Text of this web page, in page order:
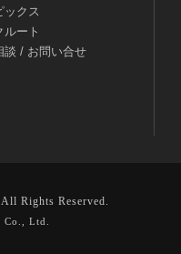
ックス
ルート
談 / お問い合せ
Rights Reserved.
Ltd.